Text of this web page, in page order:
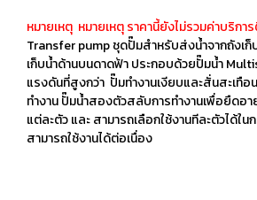
หมายเหตุ หมายเหตุ ราคานี้ยังไม่รวมค่าบริกา
Transfer pump ชุดปั๊มสำหรับส่งน้ำจากถังเก็
เก็บน้ำด้านบนดาดฟ้า ประกอบด้วยปั๊มน้ำ
แรงดันที่สูงกว่า ปั๊มทำงานเงียบและสั่นสะเทื
ทำงาน ปั๊มน้ำสองตัวสลับการทำงานเพื่อยืดอา
แต่ละตัว และ สามารถเลือกใช้งานทีละตัวได้ใ
สามารถใช้งานได้ต่อเนื่อง